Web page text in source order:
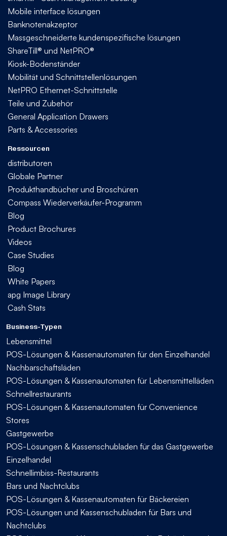
Mobile interface lösungen
Banknotenakzeptor
Massgeschneiderte kundenspezifische lösungen
ShareTill® und NetPRO®
Kiosk-Bodenständer
Mobilität und Schnittstellenlösungen
NetPRO Ethernet-Schnittstelle
Teile und Zubehör
General Application Drawers
Parts & Accessories
Ressourcen
distributoren
Globale Partner
Produkthandbücher und Broschüren
Compass Wiederverkäufer-Programm
Blog
Product Brochures
Videos
Case Studies
Blog
White Papers
apg Image Library
Cash Stats
Business-Typen
Lebensmittel
POS-Lösungen & Kassenautomaten für den Einzelhandel
Nachbarschaftsläden
POS-Lösungen & Kassenautomaten für Lebensmittelläden
Schnellrestaurants
POS-Lösungen & Kassenautomaten für Convenience
Stores
Gastgewerbe
POS-Lösungen & Kassenschubladen für das Gastgewerbe
Einzelhandel
Schnellimbiss-Restaurants
Bars und Nachtclubs
POS-Lösungen & Kassenautomaten für Bäckereien
POS-Lösungen und Kassenschubladen für Bars und
Nachtclubs